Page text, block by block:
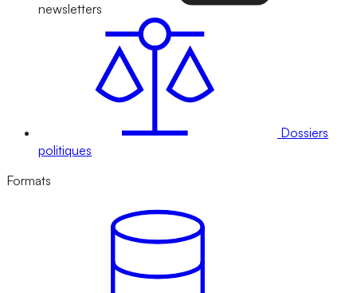
newsletters
Dossiers
politiques
Formats